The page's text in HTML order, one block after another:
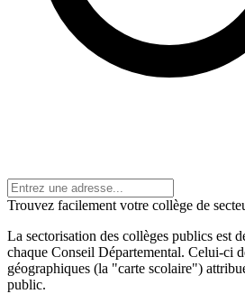
Trouvez facilement votre collège de
La sectorisation des collèges publics est
chaque Conseil Départemental. Celui-ci
géographiques (la "carte scolaire")
public.